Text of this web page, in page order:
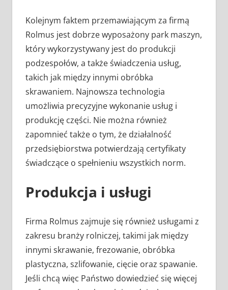
Kolejnym faktem przemawiającym za firmą
Rolmus jest dobrze wyposażony park maszyn,
który wykorzystywany jest do produkcji
podzespołów, a także świadczenia usług,
takich jak między innymi obróbka
skrawaniem. Najnowsza technologia
umożliwia precyzyjne wykonanie usług i
produkcję części. Nie można również
zapomnieć także o tym, że działalność
przedsiębiorstwa potwierdzają certyfikaty
świadczące o spełnieniu wszystkich norm.
Produkcja i usługi
Firma Rolmus zajmuje się również usługami z
zakresu branży rolniczej, takimi jak między
innymi skrawanie, frezowanie, obróbka
plastyczna, szlifowanie, cięcie oraz spawanie.
Jeśli chcą więc Państwo dowiedzieć się więcej